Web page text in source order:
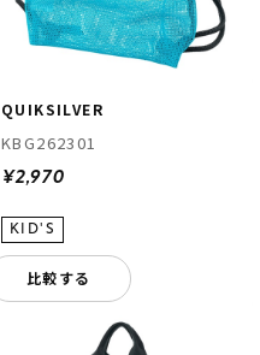
QUIKSILVER
KBG262301
¥2,970
比較する